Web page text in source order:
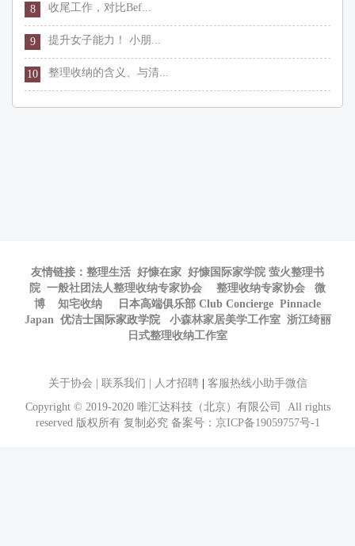
8 收尾工作，对比Bef...
9 提升女子能力！ 小朋...
10 整理收纳的含义、与清...
友情链接： 整理生活 好慷在家 好慷国际家学院 萤火整理书
院 一般社团法人整理收纳专家协会 整理收纳专家协会
微
博
知宅收纳 日本高端俱乐部 Club Concierge Pinnacle
Japan 优洁士国际家政学院 小森林家居美学工作室 浙江绮丽
日式整理收纳工作室
关于协会 联系我们 人才招聘
客服热线小助手微信
Copyright © 2019-2020 唯汇达科技（北京）有限公司 All rights
reserved 版权所有 复制必究 备案号： 京ICP备19059757号-1